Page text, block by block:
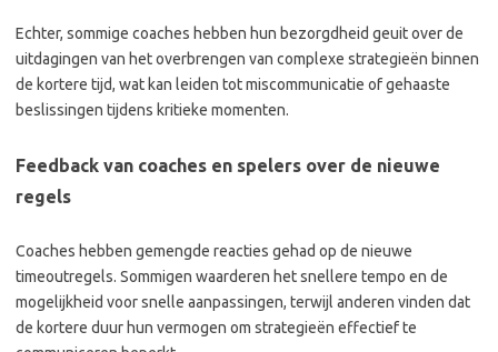
Echter, sommige coaches hebben hun bezorgdheid geuit over de
uitdagingen van het overbrengen van complexe strategieën binnen
de kortere tijd, wat kan leiden tot miscommunicatie of gehaaste
beslissingen tijdens kritieke momenten.
Feedback van coaches en spelers over de nieuwe
regels
Coaches hebben gemengde reacties gehad op de nieuwe
timeoutregels. Sommigen waarderen het snellere tempo en de
mogelijkheid voor snelle aanpassingen, terwijl anderen vinden dat
de kortere duur hun vermogen om strategieën effectief te